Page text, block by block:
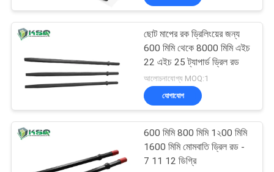
ছোট মাপের রক ড্রিলিংয়ের জন্য
600 মিমি থেকে 8000 মিমি এইচ
22 এইচ 25 ট্যাপার্ড ড্রিল রড
আলোচনাযোগ্য MOQ:1
যোগাযোগ
600 মিমি 800 মিমি 1২00 মিমি
1600 মিমি মোমবাতি ড্রিল রড -
7 11 12 ডিগ্রি